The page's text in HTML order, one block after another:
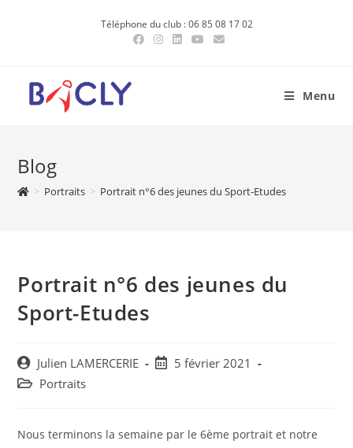
Téléphone du club : 06 85 08 17 02
Menu
Blog
> Portraits > Portrait n°6 des jeunes du Sport-Etudes
Portrait n°6 des jeunes du
Sport-Etudes
Post
author:
Julien LAMERCERIE
Post5 février 2021
Post Portraits
Nous terminons la semaine par le 6ème portrait et notre